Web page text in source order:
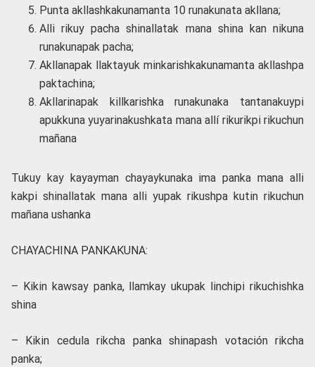
Punta akllashkakunamanta 10 runakunata akllana;
Alli rikuy pacha shinallatak mana shina kan nikuna
runakunapak pacha;
Akllanapak llaktayuk minkarishkakunamanta akllashpa
paktachina;
Akllarinapak killkarishka runakunaka tantanakuypi
apukkuna yuyarinakushkata mana allí rikurikpi rikuchun
mañana
Tukuy kay kayayman chayaykunaka ima panka mana alli
kakpi shinallatak mana alli yupak rikushpa kutin rikuchun
mañana ushanka
CHAYACHINA PANKAKUNA:
– Kikin kawsay panka, llamkay ukupak linchipi rikuchishka
shina
– Kikin cedula rikcha panka shinapash votación rikcha
panka;